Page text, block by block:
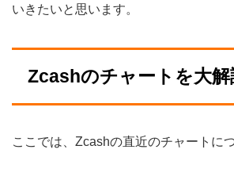
いきたいと思います。
Zcashのチャートを大解
ここでは、Zcashの直近のチャートに